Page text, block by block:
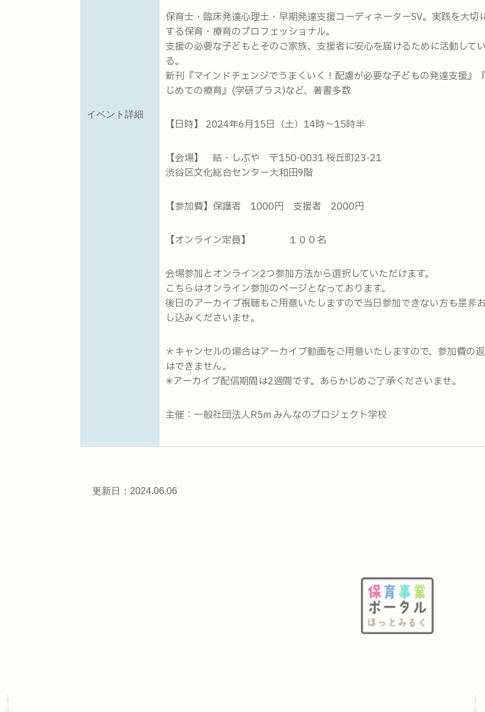
イベント詳細
保育士・臨床発達心理士・早期発達支援コーディネーターSV。実践を大切
する保育・療育のプロフェッショナル。
支援の必要な子どもとそのご家族、支援者に安心を届けるために活動してい
る。
新刊『マインドチェンジでうまくいく！配慮が必要な子どもの発達支援』
じめての療育』(学研プラス)など、著書多数
【日時】 2024年6月15日（土）14時～15時半
【会場】 結・しぶや 〒150-0031 桜丘町23-21
渋谷区文化総合センター大和田9階
【参加費】保護者 1000円 支援者 2000円
【オンライン定員】 １００名
会場参加とオンライン2つ参加方法から選択していただけます。
こちらはオンライン参加のページとなっております。
後日のアーカイブ視聴もご用意いたしますので当日参加できない方も是非
し込みくださいませ。
＊キャンセルの場合はアーカイブ動画をご用意いたしますので、参加費の
はできません。
✳︎アーカイブ配信期間は2週間です。あらかじめご了承くださいませ。
主催：一般社団法人R5m みんなのプロジェクト学校
更新日：2024.06.06